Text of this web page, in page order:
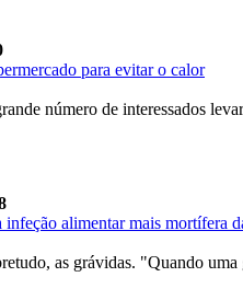
para evitar o calor
número de interessados
alimentar mais mortífera
, as grávidas. "Quando